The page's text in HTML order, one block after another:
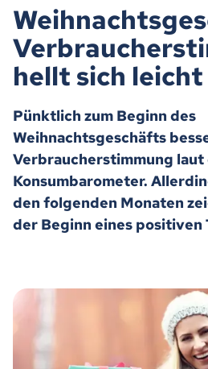
hellt sich
Pünktlich zum Beginn des
Weihnachtsgeschäfts
Verbraucherstimmung laut
Konsumbarometer.
den folgenden Monaten
der Beginn eines positiven